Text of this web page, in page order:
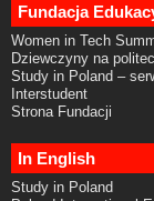
Fundacja
Women in Tech
Dziewczyny na
Study in Poland –
Interstudent
Strona Fundacji
In English
Study in Poland